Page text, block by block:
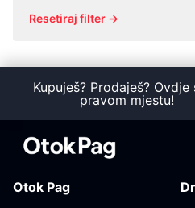
Resetiraj filter →
Kupuješ? Prodaješ? Ovdje
pravom mjestu!
Otok Pag